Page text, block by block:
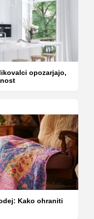
opozarjajo,
Kako ohraniti